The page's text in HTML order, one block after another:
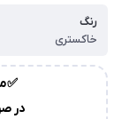
به
پستسفارشات،بین
1
رنگ
خاکستری
در